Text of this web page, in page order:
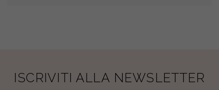
ISCRIVITI ALLA NEWSLETTER